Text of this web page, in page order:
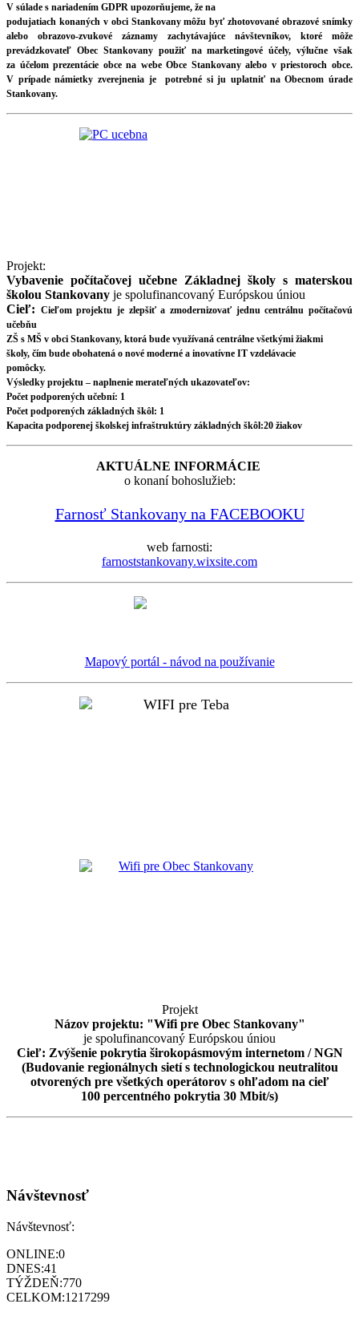
V súlade s nariadením GDPR upozorňujeme, že na
podujatiach konaných v obci Stankovany môžu byť zhotovované obrazové snímky
alebo obrazovo-zvukové záznamy zachytávajúce návštevníkov, ktoré môže
prevádzkovateľ Obec Stankovany použiť na marketingové účely, výlučne však
za účelom prezentácie obce na webe Obce Stankovany alebo v priestoroch obce.
V prípade námietky zverejnenia je potrebné si ju uplatniť na Obecnom úrade
Stankovany.
Projekt:
Vybavenie počítačovej učebne Základnej školy s materskou
školou Stankovany je spolufinancovaný Európskou úniou
Cieľ: Cieľom projektu je zlepšiť a zmodernizovať jednu centrálnu počítačovú
učebňu
ZŠ s MŠ v obci Stankovany, ktorá bude využívaná centrálne všetkými žiakmi
školy, čím bude obohatená o nové moderné a inovatívne IT vzdelávacie
pomôcky.
Výsledky projektu – naplnenie merateľných ukazovateľov:
Počet podporených učební: 1
Počet podporených základných škôl: 1
Kapacita podporenej školskej infraštruktúry základných škôl:20 žiakov
AKTUÁLNE INFORMÁCIE
o konaní bohoslužieb:
Farnosť Stankovany na FACEBOOKU
web farnosti:
farnoststankovany.wixsite.com
Mapový portál - návod na používanie
Projekt
Názov projektu: "Wifi pre Obec Stankovany"
je spolufinancovaný Európskou úniou
Cieľ: Zvýšenie pokrytia širokopásmovým internetom / NGN
(Budovanie regionálnych sietí s technologickou neutralitou
otvorených pre všetkých operátorov s ohľadom na cieľ
100 percentného pokrytia 30 Mbit/s)
Návštevnosť
Návštevnosť:
ONLINE:0
DNES:41
TÝŽDEŇ:770
CELKOM:1217299